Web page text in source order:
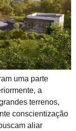
uma parte
a
terrenos,
conscientização
aliar